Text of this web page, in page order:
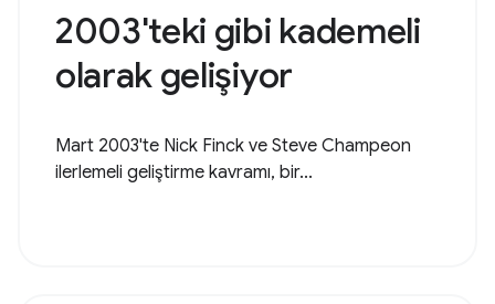
2003'teki gibi kademeli
olarak gelişiyor
Mart 2003'te Nick Finck ve Steve Champeon
ilerlemeli geliştirme kavramı, bir...